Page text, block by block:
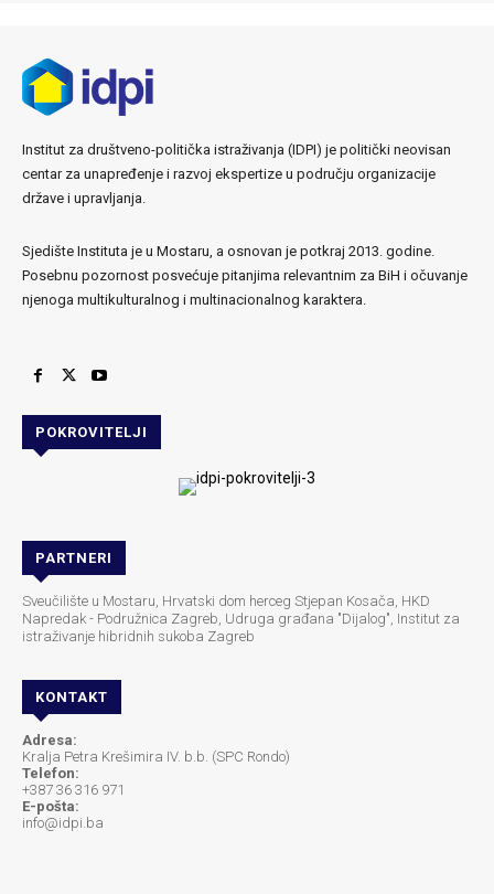
Institut za društveno-politička istraživanja (IDPI) je politički neovisan
centar za unapređenje i razvoj ekspertize u području organizacije
države i upravljanja.
Sjedište Instituta je u Mostaru, a osnovan je potkraj 2013. godine.
Posebnu pozornost posvećuje pitanjima relevantnim za BiH i očuvanje
njenoga multikulturalnog i multinacionalnog karaktera.
POKROVITELJI
PARTNERI
Sveučilište u Mostaru, Hrvatski dom herceg Stjepan Kosača, HKD
Napredak - Podružnica Zagreb, Udruga građana "Dijalog", Institut za
istraživanje hibridnih sukoba Zagreb
KONTAKT
Adresa:
Kralja Petra Krešimira IV. b.b. (SPC Rondo)
Telefon:
+387 36 316 971
E-pošta:
info@idpi.ba